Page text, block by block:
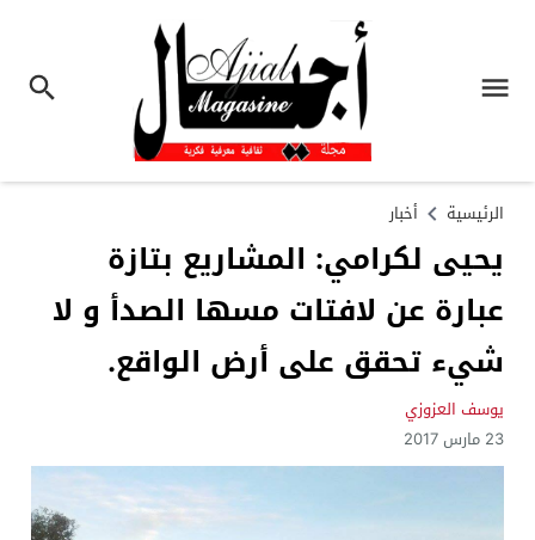
الرئيسية أخبار
يحيى لكرامي: المشاريع بتازة
عبارة عن لافتات مسها الصدأ و لا
شيء تحقق على أرض الواقع.
يوسف العزوزي
23 مارس 2017